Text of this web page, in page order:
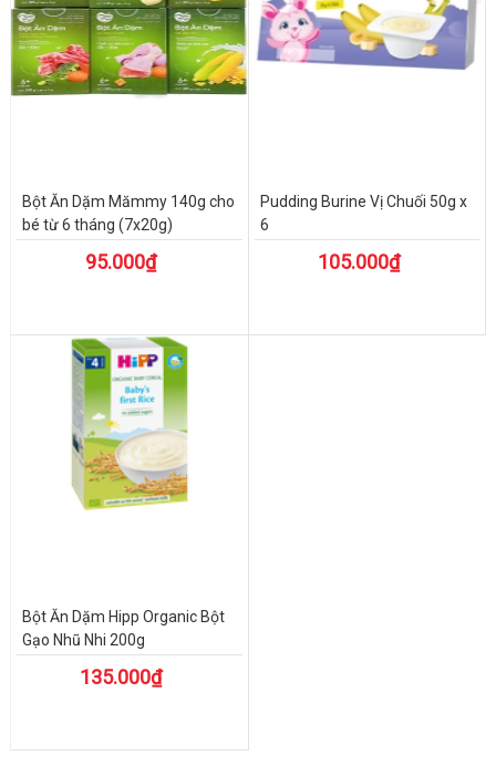
Bột Ăn Dặm Mămmy 140g cho
bé từ 6 tháng (7x20g)
95.000₫
Pudding Burine Vị Chuối 50g x
6
105.000₫
Bột Ăn Dặm Hipp Organic Bột
Gạo Nhũ Nhi 200g
135.000₫